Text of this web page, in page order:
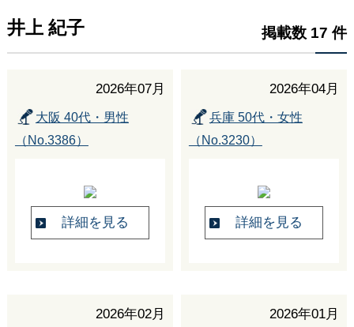
井上 紀子 掲載数 17 件
2026年07月
大阪 40代・男性
（No.3386）
詳細を見る
2026年04月
兵庫 50代・女性
（No.3230）
詳細を見る
2026年02月 2026年01月